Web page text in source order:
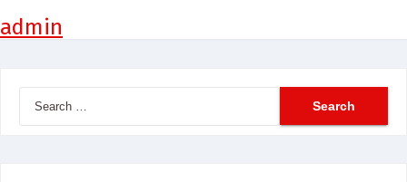
admin
Search
for: